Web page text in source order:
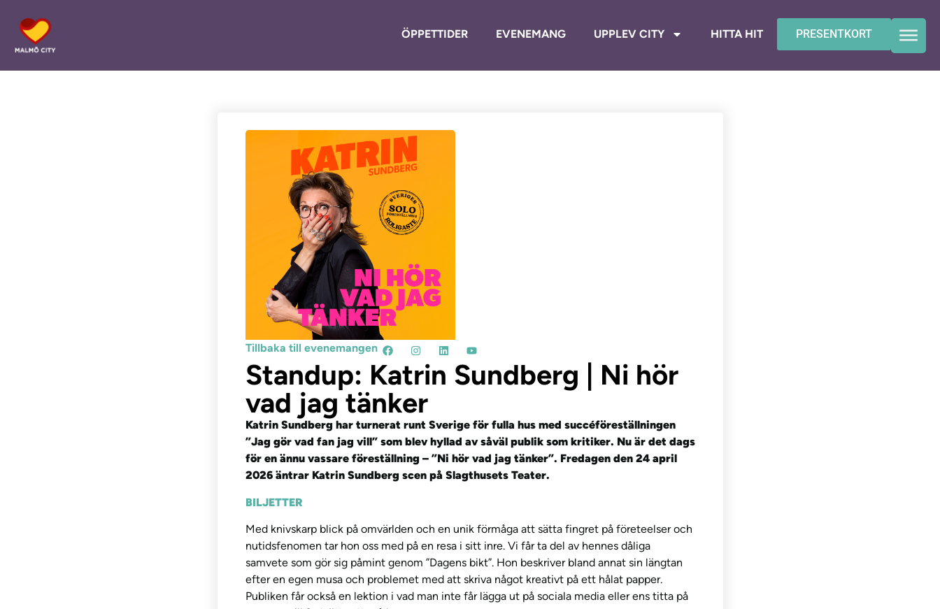
PRESENTKORT
ÖPPETTIDER EVENEMANG UPPLEV CITY HITTA HIT
Tillbaka till evenemangen
Standup: Katrin Sundberg | Ni hör
vad jag tänker
Katrin Sundberg har turnerat runt Sverige för fulla hus med succéföreställningen
”Jag gör vad fan jag vill” som blev hyllad av såväl publik som kritiker. Nu är det dags
för en ännu vassare föreställning – ”Ni hör vad jag tänker”. Fredagen den 24 april
2026 äntrar Katrin Sundberg scen på Slagthusets Teater.
BILJETTER
Med knivskarp blick på omvärlden och en unik förmåga att sätta fingret på företeelser och
nutidsfenomen tar hon oss med på en resa i sitt inre. Vi får ta del av hennes dåliga
samvete som gör sig påmint genom ”Dagens bikt”. Hon beskriver bland annat sin längtan
efter en egen musa och problemet med att skriva något kreativt på ett hålat papper.
Publiken får också en lektion i vad man inte får lägga ut på sociala media eller ens titta på